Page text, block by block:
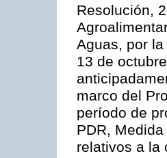
Resolución,
Aguas, por
13 de
marco del
período de
PDR,
relativos a la